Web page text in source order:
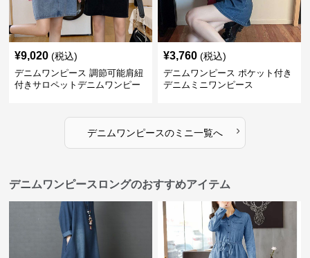
¥9,020 (税込)
デニムワンピース 調節可能肩紐
付きサロペットデニムワンピー
¥3,760 (税込)
デニムワンピース ポケット付き
デニムミニワンピース
デニムワンピースのミニ一覧へ ›
デニムワンピースロングのおすすめアイテム